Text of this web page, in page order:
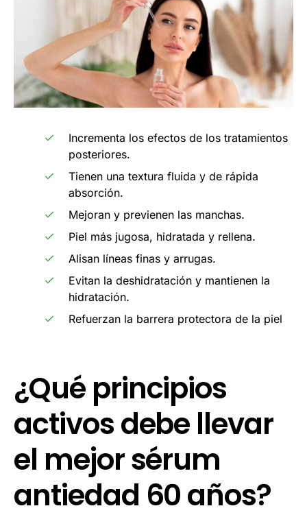
Incrementa los efectos de los tratamientos
posteriores.
Tienen una textura fluida y de rápida
absorción.
Mejoran y previenen las manchas.
Piel más jugosa, hidratada y rellena.
Alisan líneas finas y arrugas.
Evitan la deshidratación y mantienen la
hidratación.
Refuerzan la barrera protectora de la piel
¿Qué principios
activos debe llevar
el mejor sérum
antiedad 60 años?